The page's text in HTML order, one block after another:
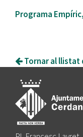
Programa
Tornar al